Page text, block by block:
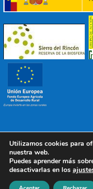
© 2022
Todos
Política de Protección
Utilizamos cookies para
nuestra web.
Puedes aprender más
desactivarlas en los